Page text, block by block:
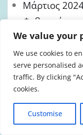
We value your
We use cookies to
serve personalised
traffic. By clicking
cookies.
Customise
Μάρτιος
Ιανουάριος
Δεκέμβριος
Νοέμβριος
Οκτώβριος
Σεπτέμβριος
Αύγουστος